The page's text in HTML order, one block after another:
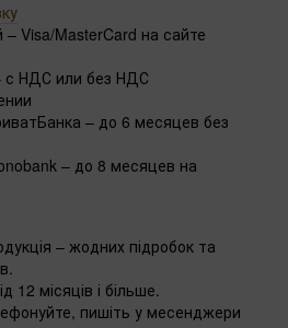
Visa/MasterCard на сайте
с НДС или без НДС
– до 6 месяцев без
– до 8 месяцев на
– жодних підробок та
12 місяців і більше.
пишіть у месенджери